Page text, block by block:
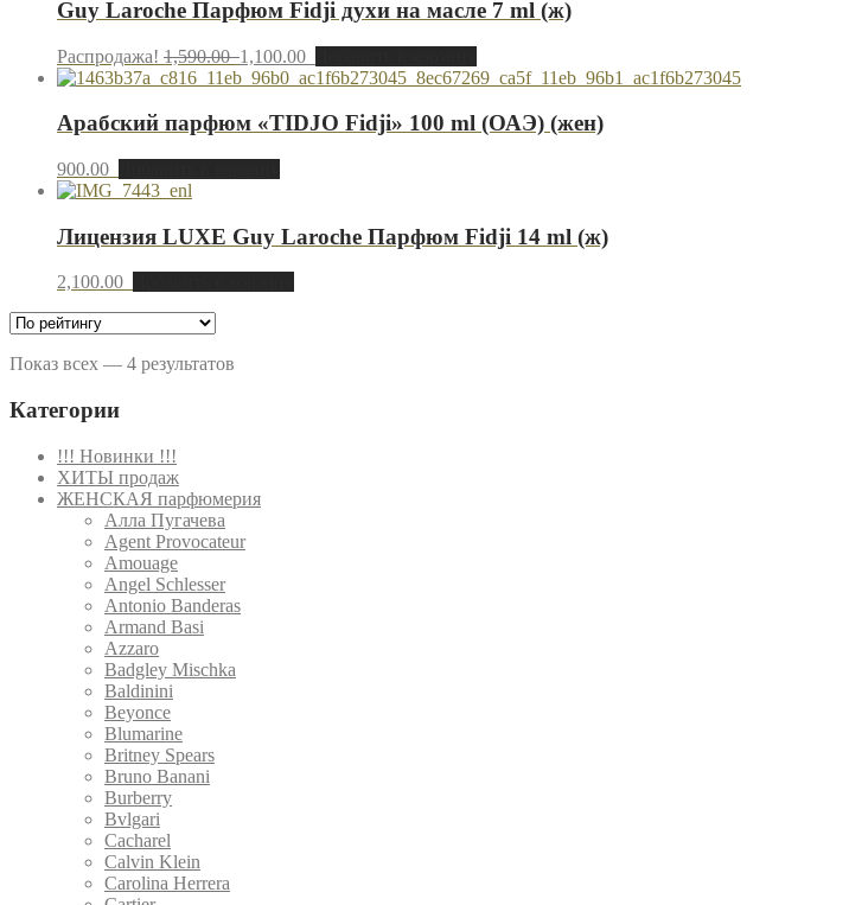
Guy Laroche Парфюм Fidji духи на масле 7 ml (ж)
Распродажа! 1,590.001,100.00
Арабский парфюм «TIDJO Fidji» 100 ml (ОАЭ) (жен)
900.00
Лицензия LUXE Guy Laroche Парфюм Fidji 14 ml (ж)
2,100.00
Показ всех — 4 результатов
Категории
!!! Новинки !!!
ХИТЫ продаж
ЖЕНСКАЯ парфюмерия
Алла Пугачева
Agent Provocateur
Amouage
Angel Schlesser
Antonio Banderas
Armand Basi
Azzaro
Badgley Mischka
Baldinini
Beyonce
Blumarine
Britney Spears
Bruno Banani
Burberry
Bvlgari
Cacharel
Calvin Klein
Carolina Herrera